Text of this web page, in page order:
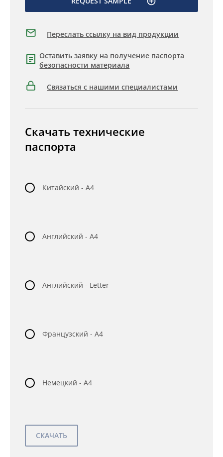
Переслать ссылку на вид продукции
Оставить заявку на получение паспорта
безопасности материала
Связаться с нашими специалистами
Скачать технические
паспорта
Китайский - A4
Английский - A4
Английский - Letter
Французский - A4
Немецкий - A4